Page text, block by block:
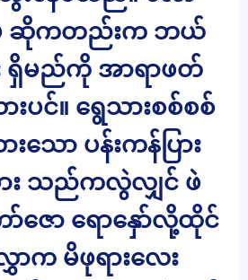
ဆိုကတည်းက ဘယ်
ရှိမည်ကို အာရာဖတ်
းပင်။ ရွေသားစစ်စစ်
းသော ပန်းကန်ပြား
ား သည်ကလွဲလျှင် ဖဲ
ဇော ရောနှော်လို့ထိုင်
က မိဖုရားလေး